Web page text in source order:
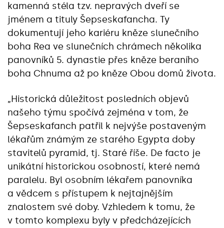
kamenná stéla tzv. nepravých dveří se
jménem a tituly Šepseskafancha. Ty
dokumentují jeho kariéru kněze slunečního
boha Rea ve slunečních chrámech několika
panovníků 5. dynastie přes kněze beraního
boha Chnuma až po kněze Obou domů života.
„Historická důležitost posledních objevů
našeho týmu spočívá zejména v tom, že
Šepseskafanch patřil k nejvýše postaveným
lékařům známým ze starého Egypta doby
stavitelů pyramid, tj. Staré říše. De facto je
unikátní historickou osobností, které nemá
paralelu. Byl osobním lékařem panovníka
a vědcem s přístupem k nejtajnějším
znalostem své doby. Vzhledem k tomu, že
v tomto komplexu byly v předcházejících